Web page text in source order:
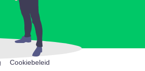
Cookiebeleid